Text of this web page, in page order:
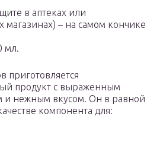
в аптеках или
магазинах) – на самом кончике
мл.
приготовляется
продукт с выраженным
и нежным вкусом. Он в равной
компонента для: